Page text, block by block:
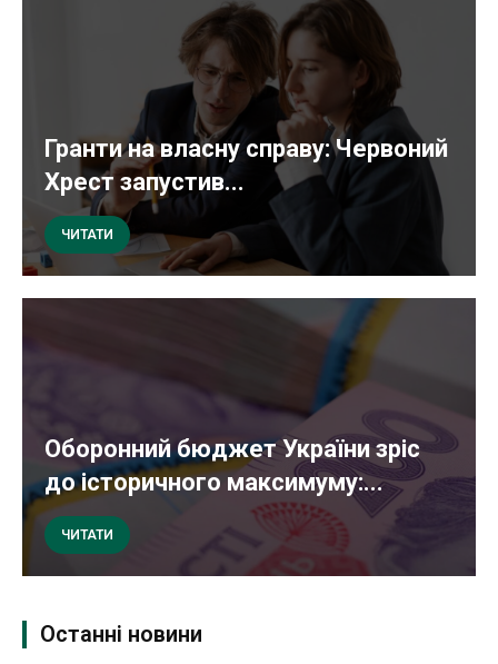
Гранти на власну справу: Червоний
Хрест запустив...
ЧИТАТИ
Оборонний бюджет України зріс
до історичного максимуму:...
ЧИТАТИ
Останні новини